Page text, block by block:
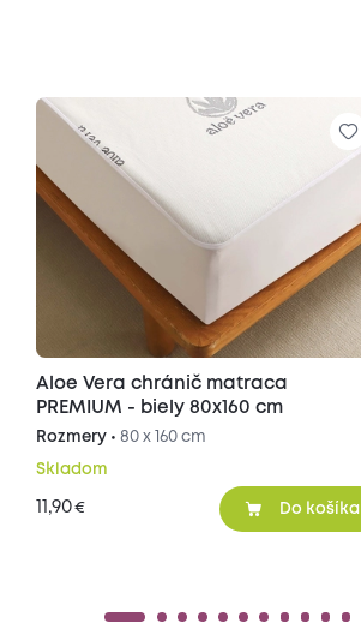
Aloe Vera chránič matraca
PREMIUM - biely 80x160 cm
Rozmery • 80 x 160 cm
Skladom
11,90€ Do košíka